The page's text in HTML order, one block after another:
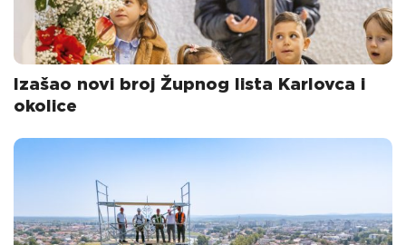
Izašao novi broj Župnog lista Karlovca i
okolice